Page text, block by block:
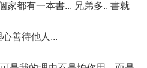
家都有一本書... 兄弟多.. 書就
善待他人...